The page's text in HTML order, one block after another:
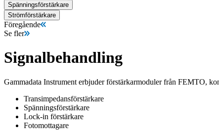
Spänningsförstärkare
Strömförstärkare
Föregående
Se fler
Signalbehandling
Gammadata Instrument erbjuder förstärkarmoduler från FEMTO,
Transimpedansförstärkare
Spänningsförstärkare
Lock-in förstärkare
Fotomottagare